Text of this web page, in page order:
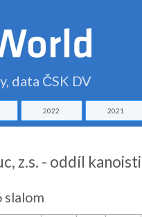
data ČSK DV
2022 2021
z.s. - oddíl
slalom